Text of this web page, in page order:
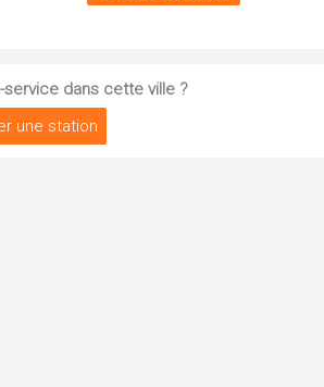
service dans cette ville ?
une station